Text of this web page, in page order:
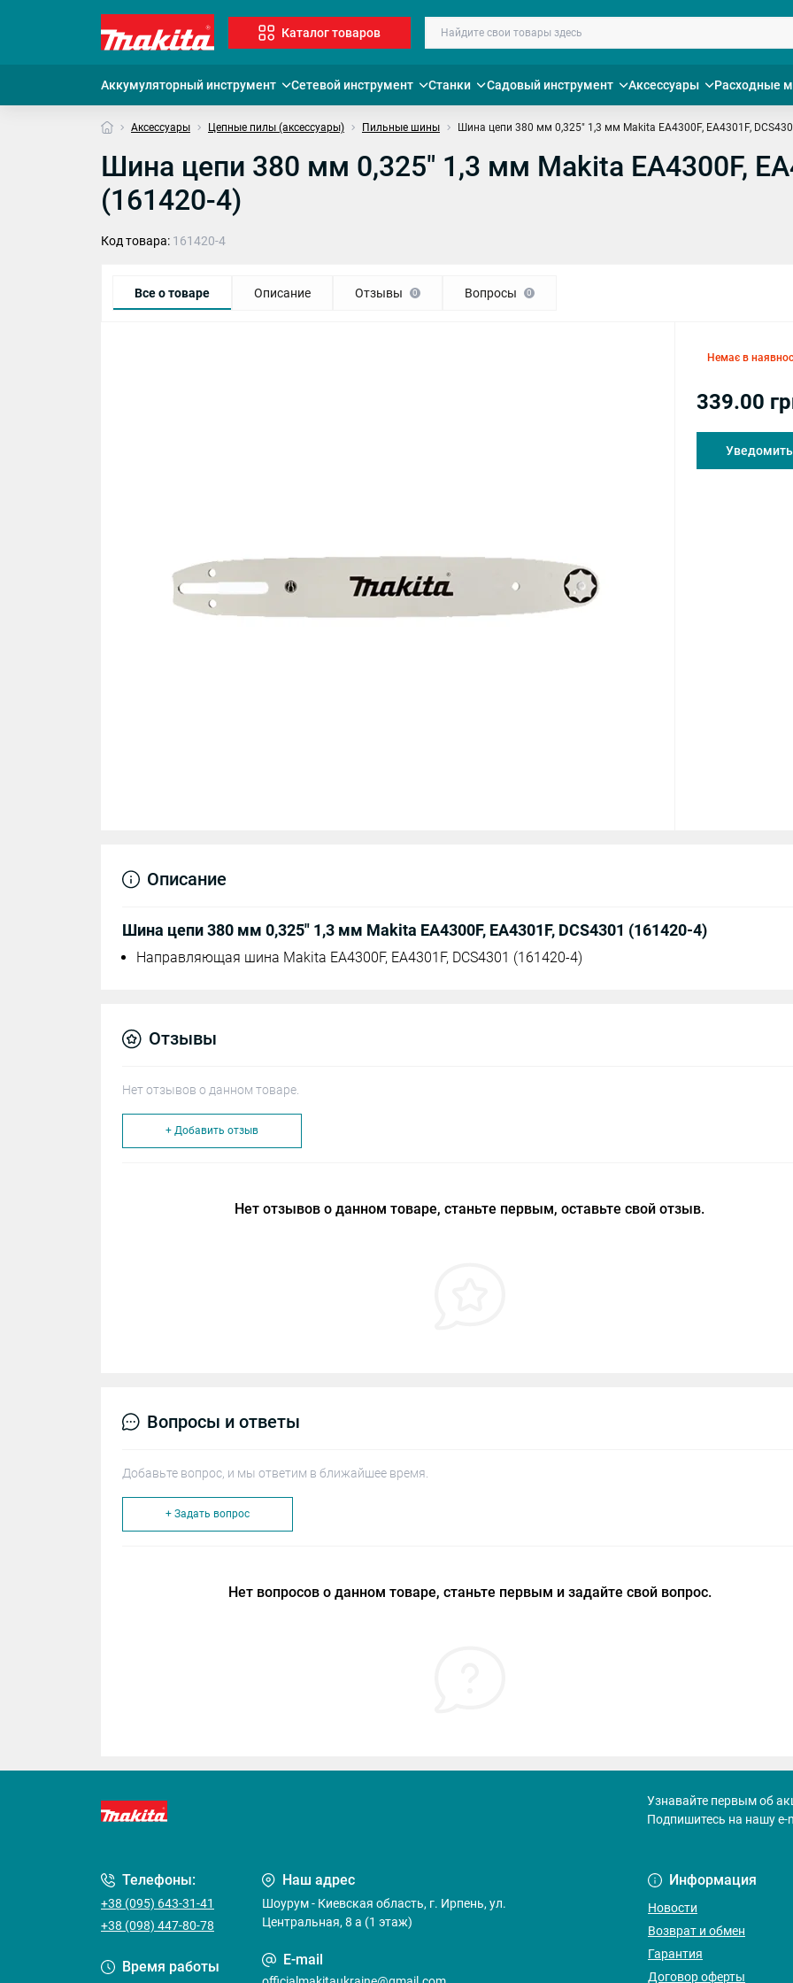
Каталог товаров
Аккумуляторный инструмент Сетевой инструмент Станки Садовый инструмент Аксессуары Расходные
Аксессуары Цепные пилы (аксессуары) Пильные шины Шина цепи 380 мм 0,325" 1,3 мм Makita EA4300F, EA4301F,
Шина цепи 380 мм 0,325" 1,3 мм Makita EA4300F,
(161420-4)
Код товара: 161420-4
Все о товаре Описание Отзывы 0 Вопросы 0
Немає в
339.00
Описание
Шина цепи 380 мм 0,325" 1,3 мм Makita EA4300F, EA4301F, DCS4301 (161420-4)
Направляющая шина Makita EA4300F, EA4301F, DCS4301 (161420-4)
Отзывы
Нет отзывов о данном товаре.
+ Добавить отзыв
Нет отзывов о данном товаре, станьте первым, оставьте свой отзыв.
Вопросы и ответы
Добавьте вопрос, и мы ответим в ближайшее время.
+ Задать вопрос
Нет вопросов о данном товаре, станьте первым и задайте свой вопрос.
Узнавайте первым об
Подпишитесь на нашу e-
Телефоны:
+38 (095) 643-31-41
+38 (098) 447-80-78
Время работы
Наш адрес
Шоурум - Киевская область, г. Ирпень, ул.
Центральная, 8 а (1 этаж)
E-mail
Информация
Новости
Возврат и обмен
Гарантия
Договор оферты